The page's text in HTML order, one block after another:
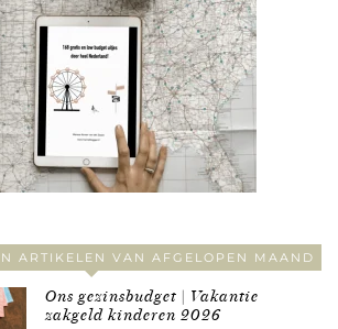
ARTIKELEN VAN AFGELOPEN MAAND
Ons gezinsbudget | Vakantie
zakgeld kinderen 2026